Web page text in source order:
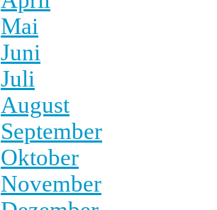
Mai
Juni
Juli
August
September
Oktober
November